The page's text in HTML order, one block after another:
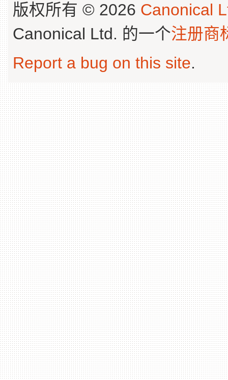
版权所有 © 2026 Canonical
Canonical Ltd. 的一个注册商
Report a bug on this site.